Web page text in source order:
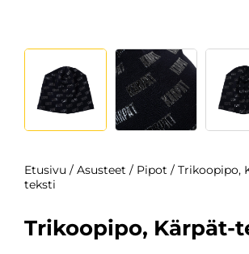
Etusivu / Asusteet / Pipot / Trikoopipo,
teksti
Trikoopipo, Kärpät-